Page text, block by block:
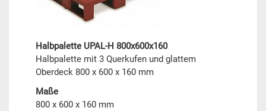
Halbpalette UPAL-H 800x600x160
Halbpalette mit 3 Querkufen und glattem
Oberdeck 800 x 600 x 160 mm
Maße
800 x 600 x 160 mm